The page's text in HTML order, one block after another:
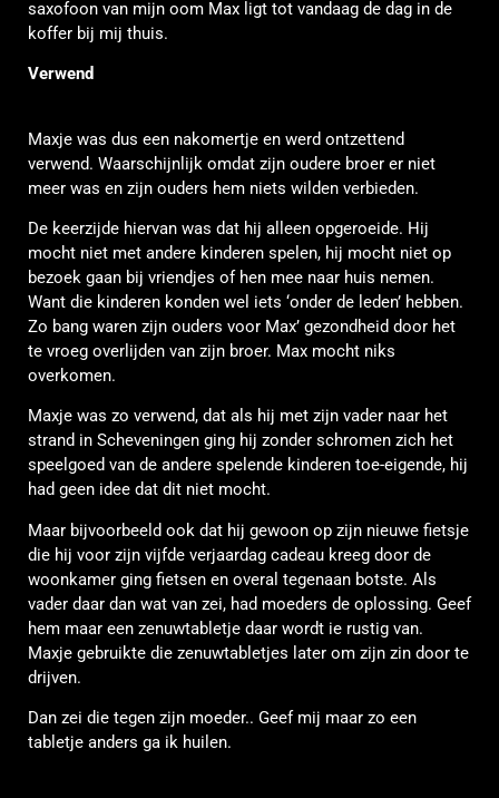
saxofoon van mijn oom Max ligt tot vandaag de dag in de
koffer bij mij thuis.
Verwend
Maxje was dus een nakomertje en werd ontzettend
verwend. Waarschijnlijk omdat zijn oudere broer er niet
meer was en zijn ouders hem niets wilden verbieden.
De keerzijde hiervan was dat hij alleen opgeroeide. Hij
mocht niet met andere kinderen spelen, hij mocht niet op
bezoek gaan bij vriendjes of hen mee naar huis nemen.
Want die kinderen konden wel iets ‘onder de leden’ hebben.
Zo bang waren zijn ouders voor Max’ gezondheid door het
te vroeg overlijden van zijn broer. Max mocht niks
overkomen.
Maxje was zo verwend, dat als hij met zijn vader naar het
strand in Scheveningen ging hij zonder schromen zich het
speelgoed van de andere spelende kinderen toe-eigende, hij
had geen idee dat dit niet mocht.
Maar bijvoorbeeld ook dat hij gewoon op zijn nieuwe fietsje
die hij voor zijn vijfde verjaardag cadeau kreeg door de
woonkamer ging fietsen en overal tegenaan botste. Als
vader daar dan wat van zei, had moeders de oplossing. Geef
hem maar een zenuwtabletje daar wordt ie rustig van.
Maxje gebruikte die zenuwtabletjes later om zijn zin door te
drijven.
Dan zei die tegen zijn moeder.. Geef mij maar zo een
tabletje anders ga ik huilen.